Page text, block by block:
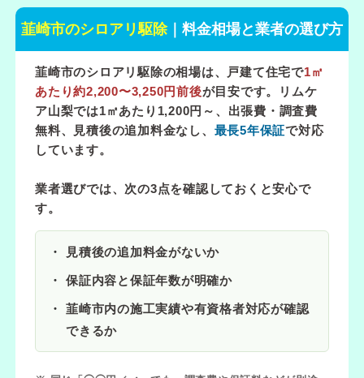
韮崎市のシロアリ駆除｜料金相場と業者の選び方
韮崎市のシロアリ駆除の相場は、戸建て住宅で1㎡
あたり約2,200〜3,250円前後が目安です。リムケ
ア山梨では1㎡あたり1,200円～ 、出張費・調査費
無料、見積後の追加料金なし、 最長5年保証で対応
しています。
業者選びでは、次の3点を確認しておくと安心で
す。
見積後の追加料金がないか
保証内容と保証年数が明確か
韮崎市内の施工実績や有資格者対応が確認
できるか